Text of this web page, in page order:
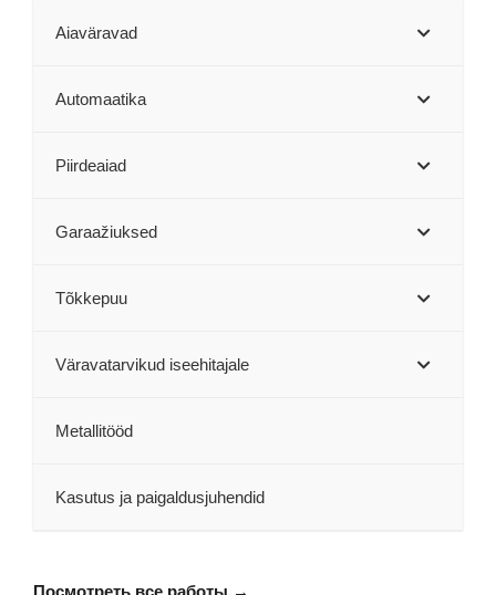
Aiaväravad
Automaatika
Piirdeaiad
Garaažiuksed
Tõkkepuu
Väravatarvikud iseehitajale
Metallitööd
Kasutus ja paigaldusjuhendid